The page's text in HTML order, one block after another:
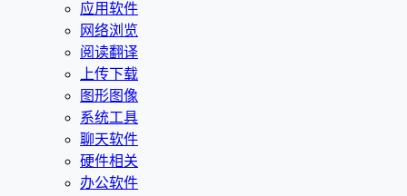
应用软件
网络浏览
阅读翻译
上传下载
图形图像
系统工具
聊天软件
硬件相关
办公软件